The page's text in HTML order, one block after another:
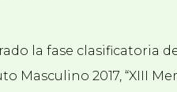
la fase clasificatoria
Masculino 2017, “XIII